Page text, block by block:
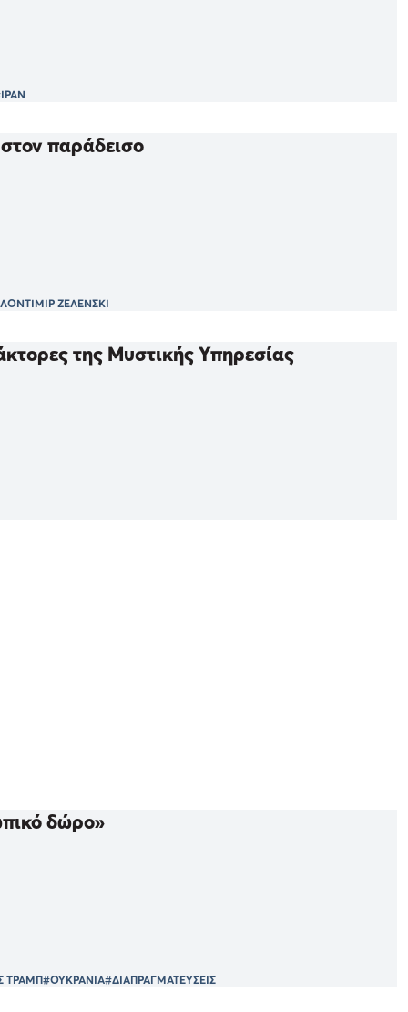
παράδεισο
ΖΕΛΕΝΣΚΙ
της Μυστικής Υπηρεσίας
δώρο»
ΤΡΑΜΠ#ΟΥΚΡΑΝΙΑ#ΔΙΑΠΡΑΓΜΑΤΕΥΣΕΙΣ